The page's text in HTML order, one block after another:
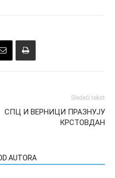
Sledeći tekst
СПЦ И ВЕРНИЦИ ПРАЗНУЈУ
КРСТОВДАН
AUTORA